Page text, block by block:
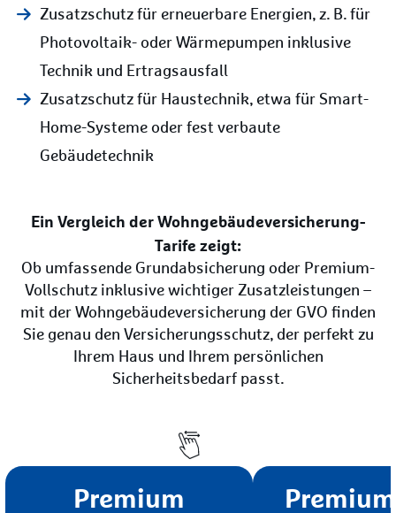
Zusatzschutz für erneuerbare Energien, z. B. für
Photovoltaik- oder Wärmepumpen inklusive
Technik und Ertragsausfall
Zusatzschutz für Haustechnik, etwa für Smart-
Home-Systeme oder fest verbaute
Gebäudetechnik
Ein Vergleich der Wohngebäudeversicherung-
Tarife zeigt:
Ob umfassende Grundabsicherung oder Premium-
Vollschutz inklusive wichtiger Zusatzleistungen –
mit der Wohngebäudeversicherung der GVO finden
Sie genau den Versicherungsschutz, der perfekt zu
Ihrem Haus und Ihrem persönlichen
Sicherheitsbedarf passt.
Premium